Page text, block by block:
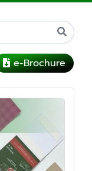
e-Brochure